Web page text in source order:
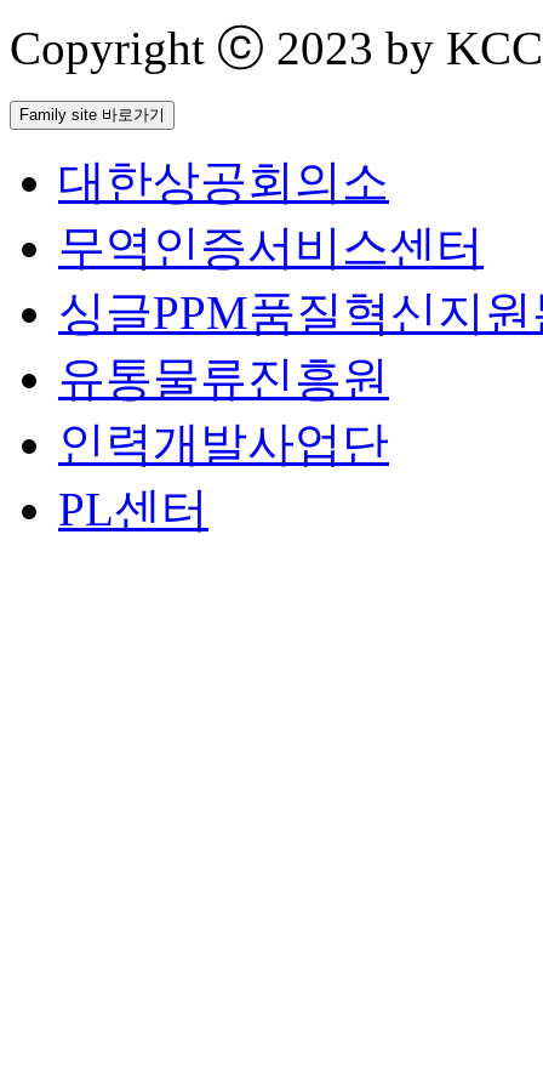
Copyright ⓒ 2023 by
Family site 바로가기
대한상공회의소
무역인증서비스센터
싱글PPM품질혁신지
유통물류진흥원
인력개발사업단
PL센터